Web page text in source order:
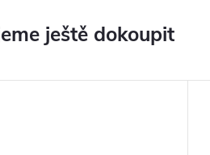
ještě dokoupit